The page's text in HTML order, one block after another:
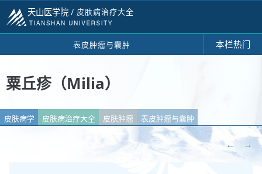
天山医学院 / 皮肤病治疗大全
表皮肿瘤与囊肿 本栏热门
粟丘疹（Milia）
皮肤病学 皮肤病治疗大全 皮肤肿瘤 表皮肿瘤与囊肿
← →